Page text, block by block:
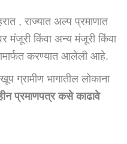
, राज्यात अल्प प्रमाणात
मंजूरी किंवा अन्य मंजूरी किंवा
करण्यात आलेली आहे.
ग्रामीण भागातील लोकाना
प्रमाणपत्र कसे काढावे